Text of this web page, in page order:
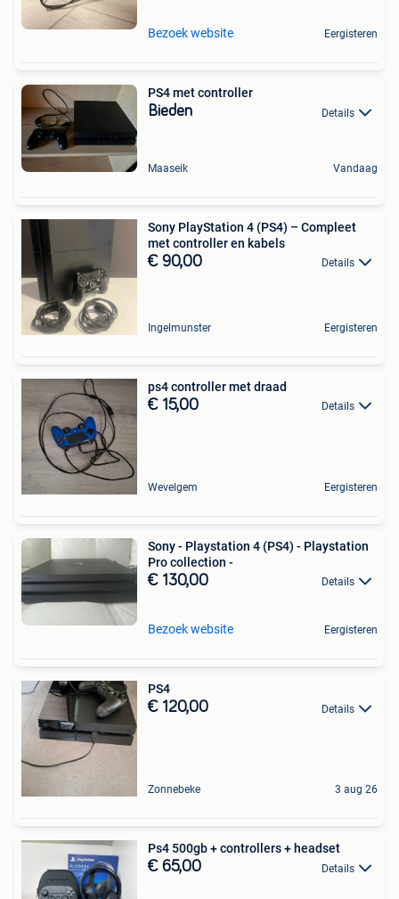
Bezoek website Eergisteren
PS4 met controller
Bieden Details
Maaseik Vandaag
Sony PlayStation 4 (PS4) – Compleet
met controller en kabels
€ 90,00 Details
Ingelmunster Eergisteren
ps4 controller met draad
€ 15,00 Details
Wevelgem Eergisteren
Sony - Playstation 4 (PS4) - Playstation
Pro collection -
€ 130,00 Details
Bezoek website Eergisteren
PS4
€ 120,00 Details
Zonnebeke 3 aug 26
Ps4 500gb + controllers + headset
€ 65,00 Details